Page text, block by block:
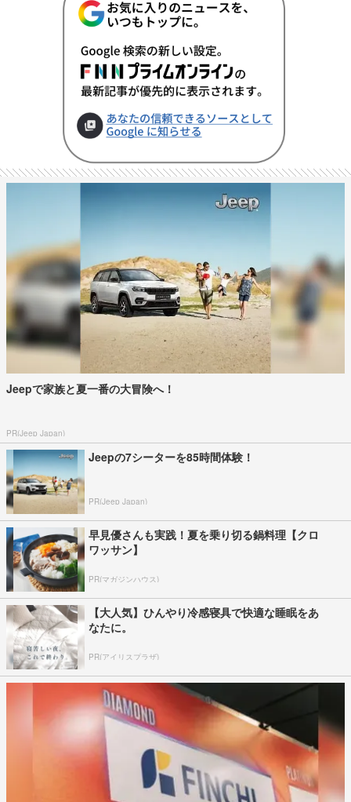
Jeepで家族と夏一番の大冒険へ！
PR(Jeep Japan)
Jeepの7シーターを85時間体験！
PR(Jeep Japan)
早見優さんも実践！夏を乗り切る鍋料理【クロ
ワッサン】
PR(マガジンハウス)
【大人気】ひんやり冷感寝具で快適な睡眠をあ
なたに。
PR(アイリスプラザ)